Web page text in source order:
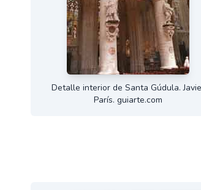
Detalle interior de Santa Gúdula.
París. guiarte.com